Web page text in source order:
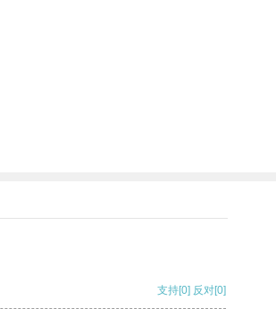
支持[0] 反对[0]